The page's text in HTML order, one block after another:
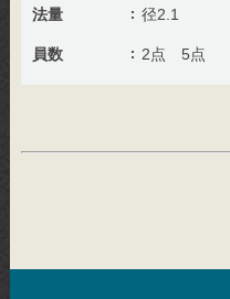
法量 径2.1
員数 2点 5点